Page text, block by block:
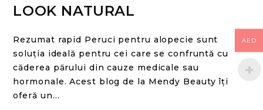
LOOK NATURAL
Rezumat rapid Peruci pentru alopecie sunt
soluția ideală pentru cei care se confruntă cu
căderea părului din cauze medicale sau
hormonale. Acest blog de la Mendy Beauty îți
oferă un…
AED